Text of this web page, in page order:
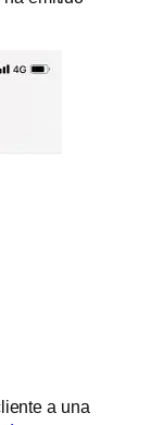
a una